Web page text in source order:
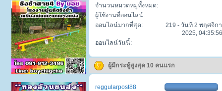
จำนวนหมวดหมู่ทั้งหมด:
ผู้ใช้งานที่ออนไลน์:
ออนไลน์มากที่สุด:
219 - วันที่ 2 พฤศจิก
2025,
ออนไลน์วันนี้:
ผู้มีกระทู้สูงสุด 10 คนแรก
reggularpost88